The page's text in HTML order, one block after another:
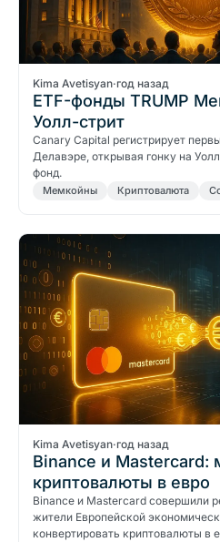
Kima Avetisyan·год назад
ETF-фонды TRUMP
Уолл-стрит
Canary Capital регистрирует
Делавэре, открывая гонку на
фонд.
Мемкойны Криптовалюта
Kima Avetisyan·год назад
Binance и Mastercard:
криптовалюты в евро
Binance и Mastercard совершили
жители Европейской
конвертировать криптовалюты в